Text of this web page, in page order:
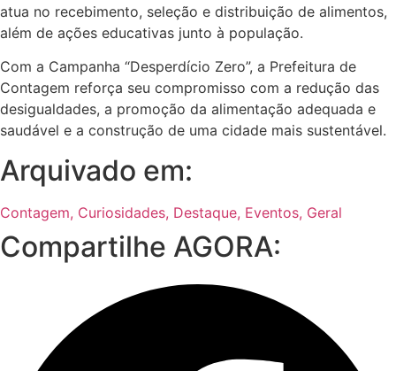
atua no recebimento, seleção e distribuição de alimentos,
além de ações educativas junto à população.
Com a Campanha “Desperdício Zero”, a Prefeitura de
Contagem reforça seu compromisso com a redução das
desigualdades, a promoção da alimentação adequada e
saudável e a construção de uma cidade mais sustentável.
Arquivado em:
Contagem, Curiosidades, Destaque, Eventos, Geral
Compartilhe AGORA: